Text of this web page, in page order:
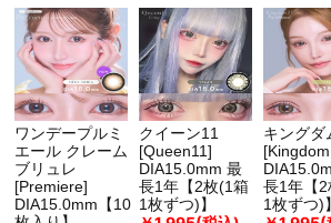
ワンデープルミ
エール クレーム
ブリュレ
[Premiere]
DIA15.0mm【10
クイーン11
[Queen11]
DIA15.0mm 最
長1年【2枚(1箱
1枚ずつ)】
キングダ
長1年【
1枚ずつ)】